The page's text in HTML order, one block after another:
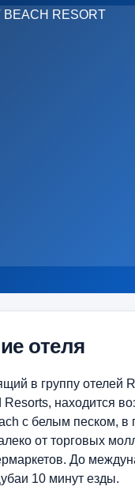
отеля
в группу отелей
Resorts, находится
с белым песком, в
от торговых
До
10 минут езды.